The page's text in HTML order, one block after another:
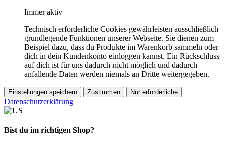
Immer aktiv
Technisch erforderliche Cookies gewährleisten ausschließlich
grundlegende Funktionen unserer Webseite. Sie dienen zum
Beispiel dazu, dass du Produkte im Warenkorb sammeln oder
dich in dein Kundenkonto einloggen kannst. Ein Rückschluss
auf dich ist für uns dadurch nicht möglich und dadurch
anfallende Daten werden niemals an Dritte weitergegeben.
Einstellungen speichern Zustimmen Nur erforderliche
Datenschutzerklärung
Bist du im richtigen Shop?